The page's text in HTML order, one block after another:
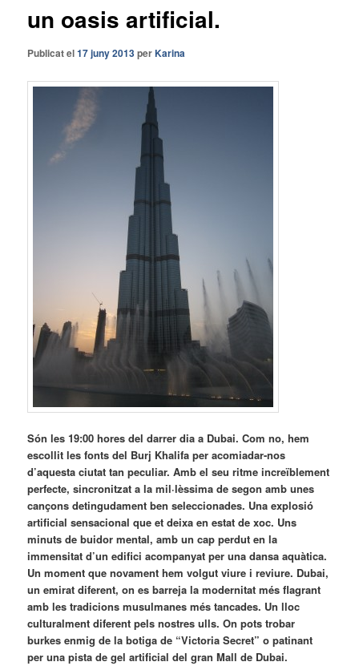
un oasis artificial.
Publicat el17 juny 2013perKarina
Són les 19:00 hores del darrer dia a Dubai. Com no, hem
escollit les fonts del Burj Khalifa per acomiadar-nos
d’aquesta ciutat tan peculiar. Amb el seu ritme increïblement
perfecte, sincronitzat a la mil·lèssima de segon amb unes
cançons detingudament ben seleccionades. Una explosió
artificial sensacional que et deixa en estat de xoc. Uns
minuts de buidor mental, amb un cap perdut en la
immensitat d’un edifici acompanyat per una dansa aquàtica.
Un moment que novament hem volgut viure i reviure. Dubai,
un emirat diferent, on es barreja la modernitat més flagrant
amb les tradicions musulmanes més tancades. Un lloc
culturalment diferent pels nostres ulls. On pots trobar
burkes enmig de la botiga de “Victoria Secret” o patinant
per una pista de gel artificial del gran Mall de Dubai.